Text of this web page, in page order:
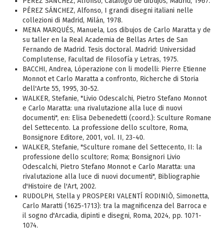
PÉREZ SÁNCHEZ, Alfonso, I grandi disegni italiani nelle
collezioni di Madrid, Milán, 1978.
MENA MARQUÉS, Manuela, Los dibujos de Carlo Maratta y de
su taller en la Real Academia de Bellas Artes de San
Fernando de Madrid. Tesis doctoral. Madrid: Universidad
Complutense, Facultad de Filosofía y Letras, 1975.
BACCHI, Andrea, Lóperazione con li modelli: Pierre Etienne
Monnot et Carlo Maratta a confronto, Richerche di Storia
dell'Arte 55, 1995, 30-52.
WALKER, Stefanie, "Livio Odescalchi, Pietro Stefano Monnot
e Carlo Maratta: una rivalutazione alla luce di nuovi
documenti", en: Elisa Debenedetti (coord.): Sculture Romane
del Settecento. La professione dello scultore, Roma,
Bonsignore Editore, 2001, vol. II, 23-40.
WALKER, Stefanie, "Sculture romane del Settecento, II: la
professione dello scultore; Roma; Bonsignori Livio
Odescalchi, Pietro Stefano Monnot e Carlo Maratta: una
rivalutazione alla luce di nuovi documenti", Bibliographie
d'Histoire de l'Art, 2002.
RUDOLPH, Stella y PROSPERI VALENTÍ RODINIÒ, Simonetta,
Carlo Maratti (1625-1713): tra la magnificenza del Barroca e
il sogno d'Arcadia, dipinti e disegni, Roma, 2024, pp. 1071-
1074.